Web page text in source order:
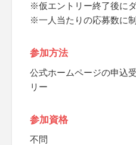
※仮エントリー終了後に
※一人当たりの応募数に
参加方法
公式ホームページの申込
リー
参加資格
不問